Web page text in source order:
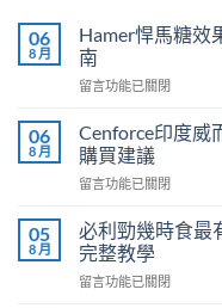
06
8 月
Hamer悍馬糖效
南
在
悍
馬
糖
效
真
相：
香
港
留言功能已關閉
06
8 月
Cenforce印度威
購買建議
在
印
度
威
而
留言功能已關閉
05
8 月
必利勁幾時食最
完整教學
在
留言功能已關閉